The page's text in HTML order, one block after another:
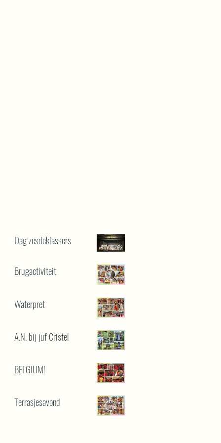
Dag zesdeklassers
Brugactiviteit
Waterpret
A.N. bij juf Cristel
BELGIUM!
Terrasjesavond